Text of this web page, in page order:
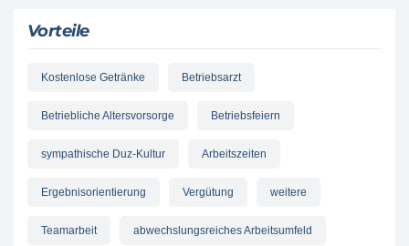
Vorteile
Kostenlose Getränke Betriebsarzt
Betriebliche Altersvorsorge Betriebsfeiern
sympathische Duz-Kultur Arbeitszeiten
Ergebnisorientierung Vergütung weitere
Teamarbeit abwechslungsreiches Arbeitsumfeld